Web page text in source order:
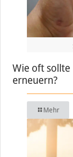
Wie oft
erneuern?
Mehr